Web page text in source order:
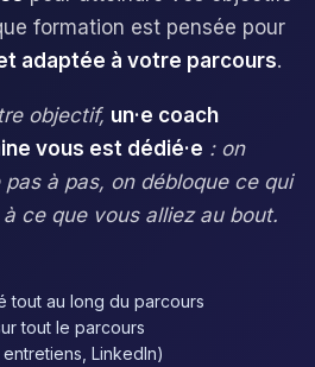
formation est pensée pour
adaptée à votre parcours.
objectif, un·e coach
vous est dédié·e : on
à pas, on débloque ce qui
ce que vous alliez au bout.
tout au long du parcours
tout le parcours
LinkedIn)